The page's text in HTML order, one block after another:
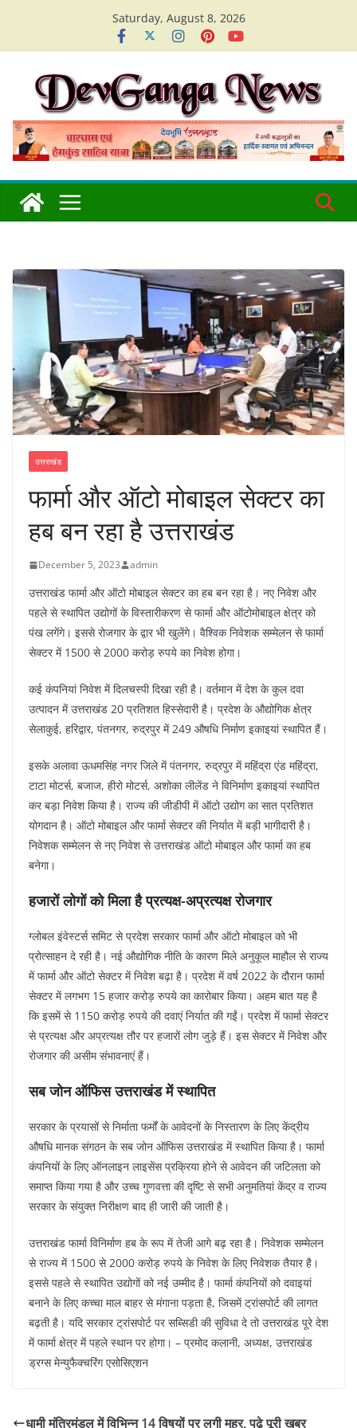
content
Saturday, August 8, 2026
उत्तराखंड
फार्मा और ऑटो मोबाइल सेक्टर का
हब बन रहा है उत्तराखंड
December 5, 2023 admin
उत्तराखंड फार्मा और ऑटो मोबाइल सेक्टर का हब बन रहा है। नए निवेश और
पहले से स्थापित उद्योगों के विस्तारीकरण से फार्मा और ऑटोमोबाइल क्षेत्र को
पंख लगेंगे। इससे रोजगार के द्वार भी खुलेंगे। वैश्विक निवेशक सम्मेलन से फार्मा
सेक्टर में 1500 से 2000 करोड़ रुपये का निवेश होगा।
कई कंपनियां निवेश में दिलचस्पी दिखा रही है। वर्तमान में देश के कुल दवा
उत्पादन में उत्तराखंड 20 प्रतिशत हिस्सेदारी है। प्रदेश के औद्योगिक क्षेत्र
सेलाकुई, हरिद्वार, पंतनगर, रुद्रपुर में 249 औषधि निर्माण इकाइयां स्थापित हैं।
इसके अलावा ऊधमसिंह नगर जिले में पंतनगर, रुद्रपुर में महिंद्रा एंड महिंद्रा,
टाटा मोटर्स, बजाज, हीरो मोटर्स, अशोका लीलेंड ने विनिर्माण इकाइयां स्थापित
कर बड़ा निवेश किया है। राज्य की जीडीपी में ऑटो उद्योग का सात प्रतिशत
योगदान है। ऑटो मोबाइल और फार्मा सेक्टर की निर्यात में बड़ी भागीदारी है।
निवेशक सम्मेलन से नए निवेश से उत्तराखंड ऑटो मोबाइल और फार्मा का हब
बनेगा।
हजारों लोगों को मिला है प्रत्यक्ष-अप्रत्यक्ष रोजगार
ग्लोबल इंवेस्टर्स समिट से प्रदेश सरकार फार्मा और ऑटो मोबाइल को भी
प्रोत्साहन दे रही है। नई औद्योगिक नीति के कारण मिले अनुकूल माहौल से राज्य
में फार्मा और ऑटो सेक्टर में निवेश बढ़ा है। प्रदेश में वर्ष 2022 के दौरान फार्मा
सेक्टर में लगभग 15 हजार करोड़ रुपये का कारोबार किया। अहम बात यह है
कि इसमें से 1150 करोड़ रुपये की दवाएं निर्यात की गईं। प्रदेश में फार्मा सेक्टर
से प्रत्यक्ष और अप्रत्यक्ष तौर पर हजारों लोग जुड़े हैं। इस सेक्टर में निवेश और
रोजगार की असीम संभावनाएं हैं।
सब जोन ऑफिस उत्तराखंड में स्थापित
सरकार के प्रयासों से निर्माता फर्मों के आवेदनों के निस्तारण के लिए केंद्रीय
औषधि मानक संगठन के सब जोन ऑफिस उत्तराखंड में स्थापित किया है। फार्मा
कंपनियों के लिए ऑनलाइन लाइसेंस प्रक्रिया होने से आवेदन की जटिलता को
समाप्त किया गया है और उच्च गुणवत्ता की दृष्टि से सभी अनुमतियां केंद्र व राज्य
सरकार के संयुक्त निरीक्षण बाद ही जारी की जाती है।
उत्तराखंड फार्मा विनिर्माण हब के रूप में तेजी आगे बढ़ रहा है। निवेशक सम्मेलन
से राज्य में 1500 से 2000 करोड़ रुपये के निवेश के लिए निवेशक तैयार है।
इससे पहले से स्थापित उद्योगों को नई उम्मीद है। फार्मा कंपनियों को दवाइयां
बनाने के लिए कच्चा माल बाहर से मंगाना पड़ता है, जिसमें ट्रांसपोर्ट की लागत
बढ़ती है। यदि सरकार ट्रांसपोर्ट पर सब्सिडी की सुविधा दे तो उत्तराखंड पूरे देश
में फार्मा क्षेत्र में पहले स्थान पर होगा। – प्रमोद कलानी, अध्यक्ष, उत्तराखंड
ड्रग्स मेन्युफैक्चरिंग एसोसिएशन
धामी मंत्रिमंडल में विभिन्न 14 विषयों पर लगी मुहर, पढ़े पूरी खबर